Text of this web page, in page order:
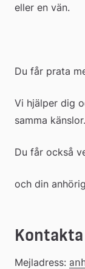
eller en vän.
Du får prata
Vi hjälper dig
samma känslor.
Du får också
och din
Kontakta
Mejladress: